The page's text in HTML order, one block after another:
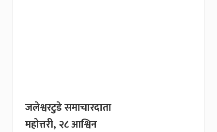
जलेश्वरटुडे समाचारदाता
महोत्तरी, २८ आश्विन